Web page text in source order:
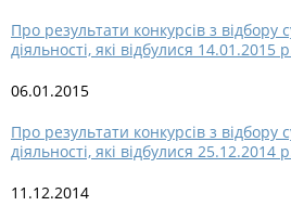
Про результати конкурсів з відбору
діяльності, які відбулися 14.01.2015
06.01.2015
Про результати конкурсів з відбору
діяльності, які відбулися 25.12.2014
11.12.2014